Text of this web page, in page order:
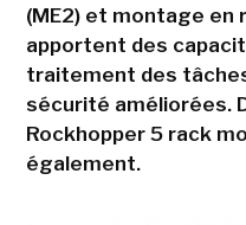
(ME2) et montage en
apportent des
traitement des
sécurité améliorées.
Rockhopper 5 rack
également.